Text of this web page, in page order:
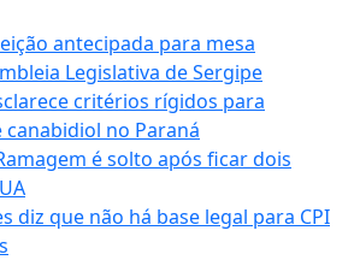
antecipada para mesa
Legislativa de Sergipe
critérios rígidos para
no Paraná
é solto após ficar dois
diz que não há base legal para CPI